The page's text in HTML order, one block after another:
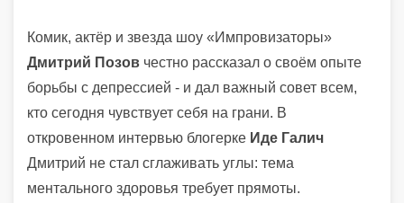
Комик, актёр и звезда шоу «Импровизаторы»
Дмитрий Позов честно рассказал о своём опыте
борьбы с депрессией - и дал важный совет всем,
кто сегодня чувствует себя на грани. В
откровенном интервью блогерке Иде Галич
Дмитрий не стал сглаживать углы: тема
ментального здоровья требует прямоты.